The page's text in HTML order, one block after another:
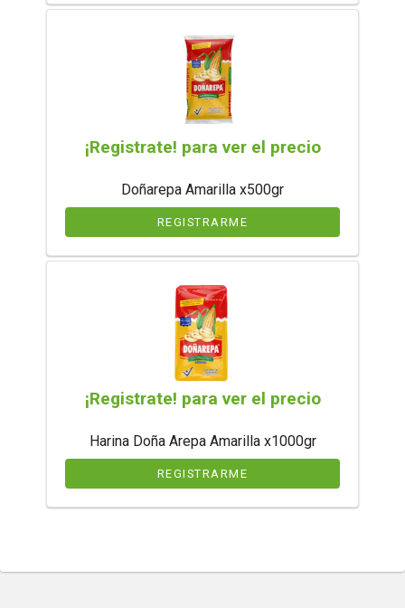
¡Registrate! para ver el precio
Doñarepa Amarilla x500gr
REGISTRARME
¡Registrate! para ver el precio
Harina Doña Arepa Amarilla x1000gr
REGISTRARME